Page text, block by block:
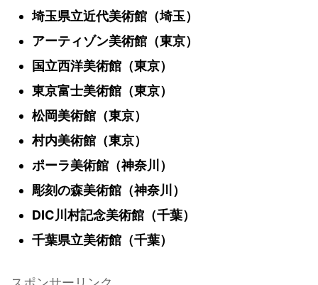
埼玉県立近代美術館（埼玉）
アーティゾン美術館（東京）
国立西洋美術館（東京）
東京富士美術館（東京）
松岡美術館（東京）
村内美術館（東京）
ポーラ美術館（神奈川）
彫刻の森美術館（神奈川）
DIC川村記念美術館（千葉）
千葉県立美術館（千葉）